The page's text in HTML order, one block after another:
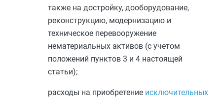
также на достройку, дооборудование,
реконструкцию, модернизацию и
техническое перевооружение
нематериальных активов (с учетом
положений пунктов 3 и 4 настоящей
статьи);
расходы на приобретение исключительных